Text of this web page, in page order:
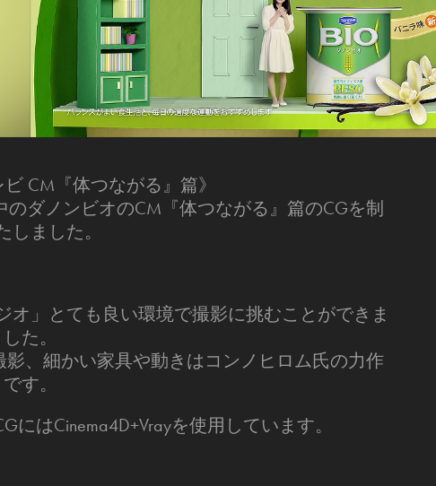
CM『体つながる』篇》
ダノンビオのCM『体つながる』篇のCGを制
しました。
」とても良い環境で撮影に挑むことができま
した。
影、細かい家具や動きはコンノヒロム氏の力作
です。
にはCinema4D+Vrayを使用しています。